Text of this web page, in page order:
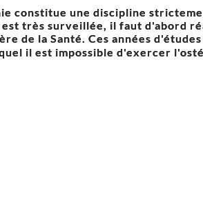
constitue une discipline
très surveillée, il faut d'abord
de la Santé. Ces années
il est impossible d'exercer